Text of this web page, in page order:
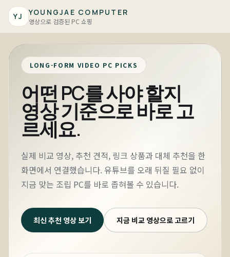
YJ YOUNGJAE COMPUTER
영상으로 검증된 PC 쇼핑
LONG-FORM VIDEO PC PICKS
어떤 PC를 사야 할지
영상 기준으로 바로 고
르세요.
실제 비교 영상, 추천 견적, 링크 상품과 대체 추천을 한
화면에서 연결했습니다. 유튜브를 오래 뒤질 필요 없이
지금 맞는 조립 PC를 바로 좁혀볼 수 있습니다.
최신 추천 영상 보기 지금 비교 영상으로 고르기